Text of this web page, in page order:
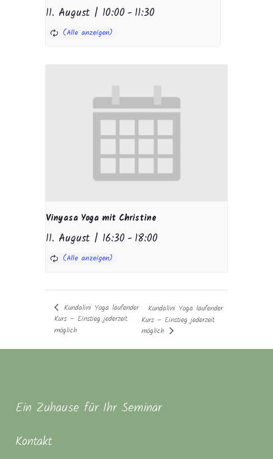
11. August | 10:00 -11:30
Vinyasa Yoga mit Christine
11. August | 16:30 -18:00
Kundalini Yoga laufender
Kurs – Einstieg jederzeit
möglich
Kundalini Yoga laufender
Kurs – Einstieg jederzeit
möglich
Ein Zuhause für Ihr Seminar
Kontakt